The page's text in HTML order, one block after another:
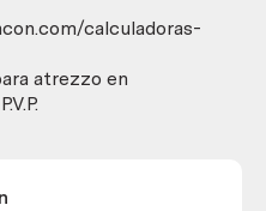
calculadoras-
atrezzo en